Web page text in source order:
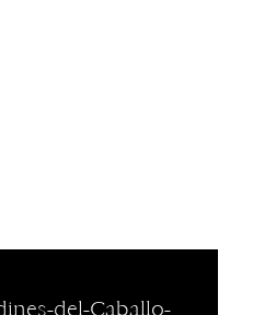
del-Caballo-